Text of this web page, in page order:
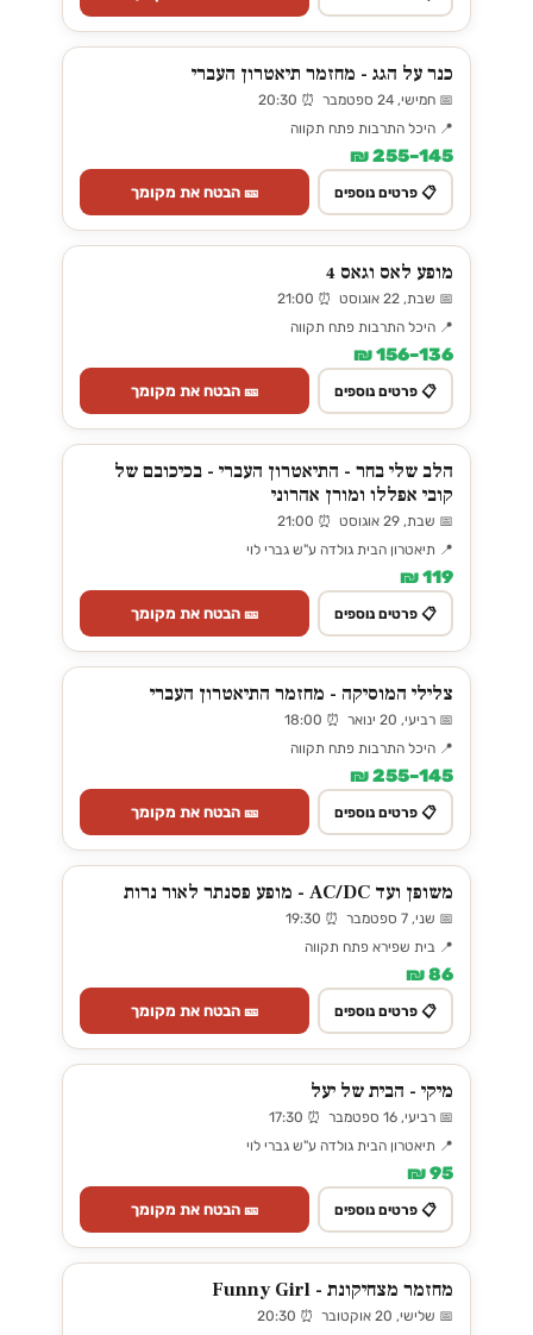
כנר על הגג - מחזמר תיאטרון העברי
📅 חמישי, 24 ספטמבר ⏰ 20:30
📍 היכל התרבות פתח תקווה
145–255 ₪
📋 פרטים נוספים 🎫 הבטח את מקומך
מופע לאס וגאס 4
📅 שבת, 22 אוגוסט ⏰ 21:00
📍 היכל התרבות פתח תקווה
136–156 ₪
📋 פרטים נוספים 🎫 הבטח את מקומך
הלב שלי בחר - התיאטרון העברי - בכיכובם של
קובי אפללו ומורן אהרוני
📅 שבת, 29 אוגוסט ⏰ 21:00
📍 תיאטרון הבית גולדה ע"ש גברי לוי
119 ₪
📋 פרטים נוספים 🎫 הבטח את מקומך
צלילי המוסיקה - מחזמר התיאטרון העברי
📅 רביעי, 20 ינואר ⏰ 18:00
📍 היכל התרבות פתח תקווה
145–255 ₪
📋 פרטים נוספים 🎫 הבטח את מקומך
משופן ועד AC/DC - מופע פסנתר לאור נרות
📅 שני, 7 ספטמבר ⏰ 19:30
📍 בית שפירא פתח תקווה
86 ₪
📋 פרטים נוספים 🎫 הבטח את מקומך
מיקי - הבית של יעל
📅 רביעי, 16 ספטמבר ⏰ 17:30
📍 תיאטרון הבית גולדה ע"ש גברי לוי
95 ₪
📋 פרטים נוספים 🎫 הבטח את מקומך
מחזמר מצחיקונת - Funny Girl
📅 שלישי, 20 אוקטובר ⏰ 20:30